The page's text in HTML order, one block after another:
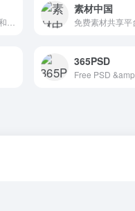
素材中国
免费素材共享平
365PSD